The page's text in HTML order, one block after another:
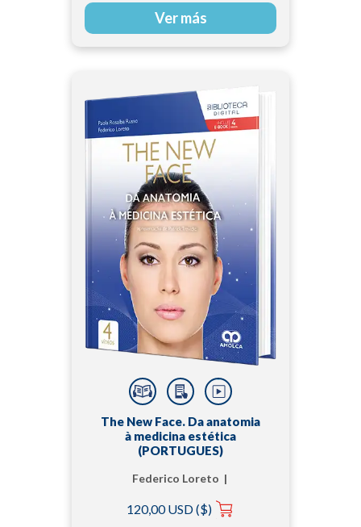
dos Santos | Gabriela
Lustre Schuwartzam |
Gladstone E. L. Faria |
Maria Roberta Martins
| Ricardo Frota Boggio
Ver más
The New Face. Da anatomia
à medicina estética
(PORTUGUES)
Federico Loreto |
120,00 USD ($)